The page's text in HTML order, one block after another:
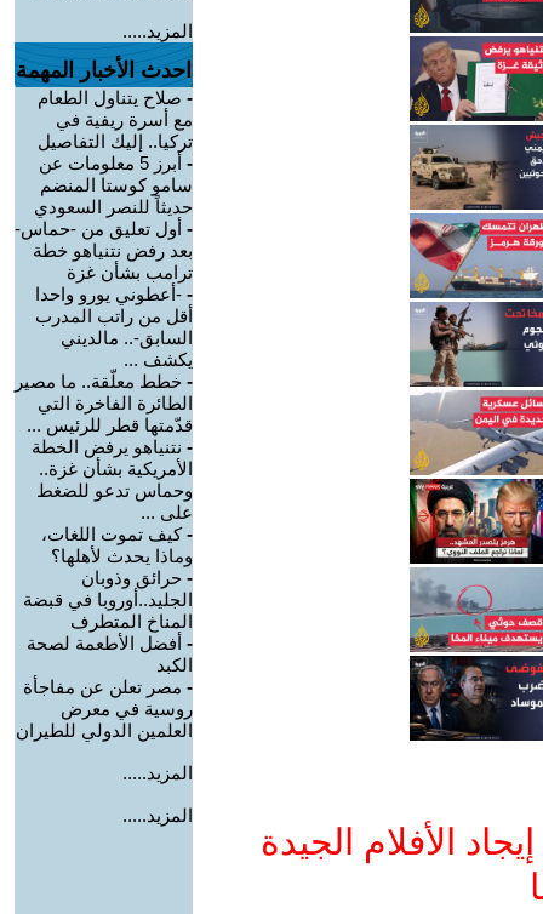
الأفلام الجيدة
المزيد.....
احدث الأخبار المهمة
- صلاح يتناول الطعام
مع أسرة ريفية في
تركيا.. إليك التفاصيل
-
أبرز 5 معلومات عن
سامو كوستا المنضم
حديثاً للنصر السعودي
- أول تعليق من -حماس-
بعد رفض نتنياهو خطة
ترامب بشأن غزة
- -أعطوني يورو واحدا
أقل من راتب المدرب
السابق-.. مالديني
يكشف ...
- خطط معلّقة.. ما مصير
الطائرة الفاخرة التي
قدّمتها قطر للرئيس ...
- نتنياهو يرفض الخطة
الأمريكية بشأن غزة..
وحماس تدعو للضغط
على ...
-كيف تموت اللغات،
وماذا يحدث لأهلها؟
- حرائق وذوبان
الجليد..أوروبا في قبضة
المناخ المتطرف
- أفضل الأطعمة لصحة
الكبد
- مصر تعلن عن مفاجأة
روسية في معرض
العلمين الدولي للطيران
المزيد.....
المزيد.....